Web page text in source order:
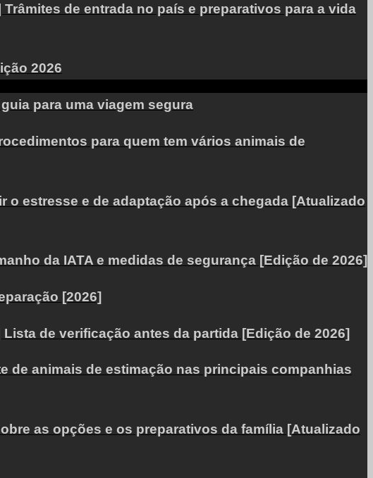
de entrada no país e preparativos para a vida
2026
para uma viagem segura
para quem tem vários animais de
estresse e de adaptação após a chegada [Atualizado
da IATA e medidas de segurança [Edição de 2026]
[2026]
de verificação antes da partida [Edição de 2026]
de animais de estimação nas principais companhias
as opções e os preparativos da família [Atualizado